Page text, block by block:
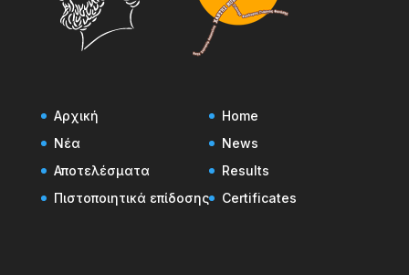
Αρχική
Νέα
Αποτελέσματα
Πιστοποιητικά επίδοσης
Home
News
Results
Certificates